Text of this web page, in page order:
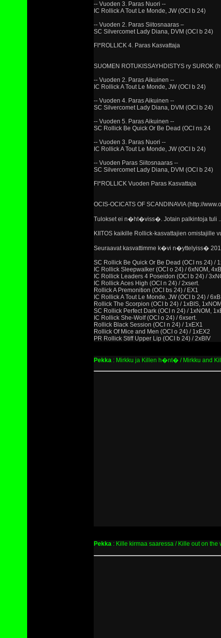
-- Vuoden 3. Paras Nuori --
IC Rollick A Tout Le Monde, JW (OCI b 24)
-- Vuoden 2. Paras Siitosnaaras –
SC Silvercomet Lady Diana, DVM (OCI b 24)
FI*ROLLICK 4. Paras Kasvattaja
SUOMEN ROTUKISSAYHDISTYS ry SUROK
-- Vuoden 2. Paras Aikuinen --
IC Rollick A Tout Le Monde, JW (OCI b 24)
-- Vuoden 4. Paras Aikuinen --
SC Silvercomet Lady Diana, DVM (OCI b 24)
-- Vuoden 5. Paras Aikuinen --
SC Rollick Be Quick Or Be Dead (OCI ns 24
-- Vuoden 3. Paras Nuori --
IC Rollick A Tout Le Monde, JW (OCI b 24)
-- Vuoden Paras Siitosnaaras --
SC Silvercomet Lady Diana, DVM (OCI b 24)
FI*ROLLICK Vuoden Paras Kasvattaja
OCIS-OCICATS OF SCANDINAVIA (http://
Tulokset ei n�ht�viss�. Jotain palkintoja tuli
KIITOS kaikille Rollick-kasvattajien omistajille
Seuraavat kasvattimme k�vi n�yttelyiss�
SC Rollick Be Quick Or Be Dead (OCI ns 24) /
IC Rollick Sleepwalker (OCI o 24) / 6xNOM,
IC Rollick Leaders 4 Poseidon (OCI b 24) /
IC Rollick Aces High (OCI n 24) / 2xsert.
Rollick A Premonition (OCI bs 24) / EX1
IC Rollick A Tout Le Monde, JW (OCI b 24) /
Rollick The Scorpion (OCI b 24) / 1xBIS,
SC Rollick Perfect Dark (OCI n 24) / 1xNOM,
IC Rollick She-Wolf (OCI o 24) / 6xsert.
Rollick Black Session (OCI n 24) / 1xEX1
Rollick Of Mice and Men (OCI o 24) / 1xEX2
PR Rollick Stiff Upper Lip (OCI b 24) / 2xBIV
Pekka : Mirkku ja Killen h�nt� / Mirkku and
Pekka : Kille kirmaa saaressa / Kille out on the